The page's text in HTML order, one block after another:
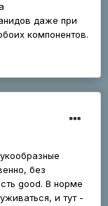
даже при
компонентов.
без
good. В норме
и тут -